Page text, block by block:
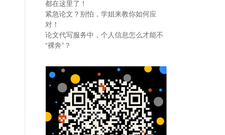
都在这里了！
紧急论文？别怕，学姐来教你如何应
对！
论文代写服务中，个人信息怎么才能不
“裸奔”？